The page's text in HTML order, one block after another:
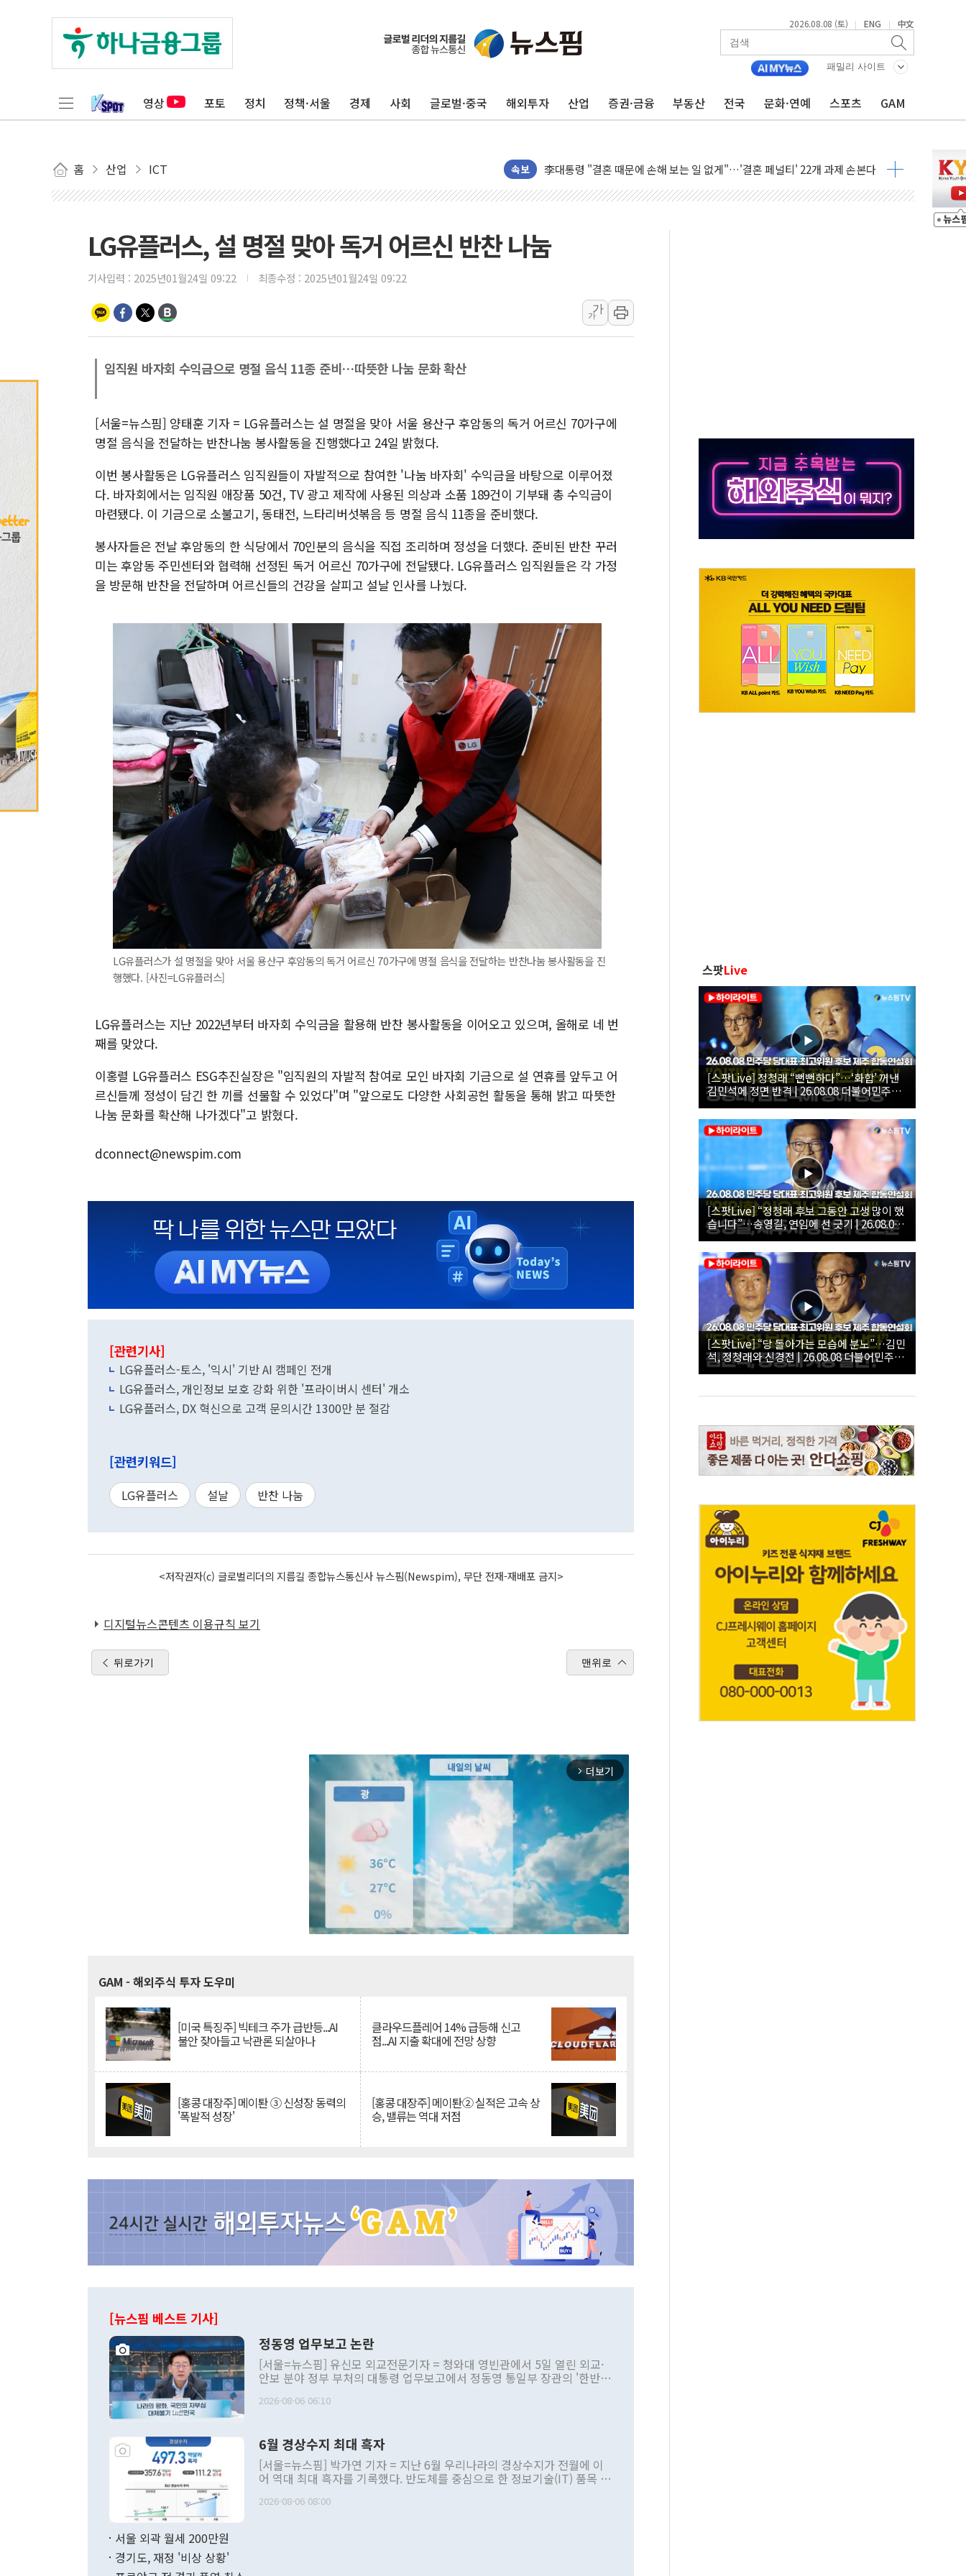
2026.08.08 (토) | ENG | 中文
패밀리 사이트
영상 포토 정치 정책·서울 경제 사회 글로벌·중국 해외투자 산업 증권·금융 부동산 전국 문화·연예 스포츠 GAM
홈 산업 ICT 속보
폐기물 수거하다 참변…60대 환경미화원 수거차에 치여 사망
서울 중랑구 주택가서 흉기 난동…60대 남성 2명 숨져
여수 오동도 인근 해상서 모터보트 전복…1명 사망·1명 실종
추미애, '위안부' 피해자 기림의 날 참석..."국제적 시민 연대로 목소리 내야"
인천서 말다툼 중 어머니 흉기 살해 10대 아들 체포
'화합' 꺼낸 김민석에 '뻔뻔' 받아친 정청래…제주 연설서 신경전 고조
동해중부 전 해상 풍랑주의보…10일까지 최대 3.5m 높은 물결
연일 폭염에 온열질환 사망 23명…정부, 비상대응기구 가동
中 전방위 아파트 부양, 수도 베이징도 부동산 규제 철폐
청양 밭에서 일하던 90대 숨져…온열질환 여부 조사
폭염에 車 운전면허 기능시험 오전 집중 편성…체감온도 38도 넘으면 중단
李대통령, 'ISA·주가누르기 방지법' 전면 재검토 지시
'호우 특보' 경북 울진 시간당 20~30mm 강한 비...가뭄 해소될 듯
주말 무더위·열대야 지속…내륙 곳곳 소나기
LG유플러스, 설 명절 맞아 독거 어르신 반찬 나눔
기사입력 : 2025년01월24일 09:22 최종수정 : 2025년01월24일 09:22
가
가
임직원 바자회 수익금으로 명절 음식 11종 준비…따뜻한 나눔 문화 확산
[서울=뉴스핌] 양태훈 기자 = LG유플러스는 설 명절을 맞아 서울 용산구 후암동의 독거 어르신 70가구에
명절 음식을 전달하는 반찬나눔 봉사활동을 진행했다고 24일 밝혔다.
이번 봉사활동은 LG유플러스 임직원들이 자발적으로 참여한 '나눔 바자회' 수익금을 바탕으로 이루어졌
다. 바자회에서는 임직원 애장품 50건, TV 광고 제작에 사용된 의상과 소품 189건이 기부돼 총 수익금이
마련됐다. 이 기금으로 소불고기, 동태전, 느타리버섯볶음 등 명절 음식 11종을 준비했다.
봉사자들은 전날 후암동의 한 식당에서 70인분의 음식을 직접 조리하며 정성을 더했다. 준비된 반찬 꾸러
미는 후암동 주민센터와 협력해 선정된 독거 어르신 70가구에 전달됐다. LG유플러스 임직원들은 각 가정
을 방문해 반찬을 전달하며 어르신들의 건강을 살피고 설날 인사를 나눴다.
LG유플러스가 설 명절을 맞아 서울 용산구 후암동의 독거 어르신 70가구에 명절 음식을 전달하는 반찬나눔 봉사활동을 진
행했다. [사진=LG유플러스]
LG유플러스는 지난 2022년부터 바자회 수익금을 활용해 반찬 봉사활동을 이어오고 있으며, 올해로 네 번
째를 맞았다.
이홍렬 LG유플러스 ESG추진실장은 "임직원의 자발적 참여로 모인 바자회 기금으로 설 연휴를 앞두고 어
르신들께 정성이 담긴 한 끼를 선물할 수 있었다"며 "앞으로도 다양한 사회공헌 활동을 통해 밝고 따뜻한
나눔 문화를 확산해 나가겠다"고 밝혔다.
dconnect@newspim.com
[관련기사]
LG유플러스-토스, '익시' 기반 AI 캠페인 전개
LG유플러스, 개인정보 보호 강화 위한 '프라이버시 센터' 개소
LG유플러스, DX 혁신으로 고객 문의시간 1300만 분 절감
[관련키워드]
LG유플러스 설날 반찬 나눔
<저작권자(c) 글로벌리더의 지름길 종합뉴스통신사 뉴스핌(Newspim), 무단 전재-재배포 금지>
디지털뉴스콘텐츠 이용규칙 보기
뒤로가기 맨위로
arrow_forward_ios 더보기
GAM - 해외주식 투자 도우미
[미국 특징주] 빅테크 주가 급반등...AI
불안 잦아들고 낙관론 되살아나
클라우드플레어 14% 급등해 신고
점...AI 지출 확대에 전망 상향
[홍콩 대장주] 메이퇀 ③ 신성장 동력의
'폭발적 성장'
[홍콩 대장주] 메이퇀② 실적은 고속 상
승, 밸류는 역대 저점
[뉴스핌 베스트 기사]
정동영 업무보고 논란
[서울=뉴스핌] 유신모 외교전문기자 = 청와대 영빈관에서 5일 열린 외교·
안보 분야 정부 부처의 대통령 업무보고에서 정동영 통일부 장관의 '한반도
발언 중에는 정부 내 조율을 거치지 않은 사안을 정책으로 추진하겠다고 공
주의적 희망에 근거한 비현실적 구상'이라는 비판을 내놨다. 그동안 정 장
관의 대북 정책 관련 발언이 물의를 빚은 적은 여러 번 있지만 대통령과 유
관 부처 장관이 공개적으로 부정적 입장을 표명한 것은 이례적이다. 정 장
관의 무리한 대북 접근법과 월권을 제어해야 한다는 목소리도 높아지고 있
다. [정동영 통일부 장관이 지난달 23일 오후 서울 종로구 정부서울청사에
2026-08-06 06:10
6월 경상수지 최대 흑자
[서울=뉴스핌] 박가연 기자 = 지난 6월 우리나라의 경상수지가 전월에 이
어 역대 최대 흑자를 기록했다. 반도체를 중심으로 한 정보기술(IT) 품목 수
료=한국은행] 한국은행이 6일 발표한 '2026년 6월 국제수지(잠정)'에 따르
2026-08-06 08:00
서울 외곽 월세 200만원
경기도, 재정 '비상 상황'
스팟Live
[스팟Live] 정청래 “뻔뻔하다”…‘화합’ 꺼낸
김민석에 정면 반격 | 26.08.08 더불어민주당
당대표·최고위원 후보 제주 합동연설회
[스팟Live] “정청래 후보 그동안 고생 많이 했
습니다”…송영길, 연임에 선 긋기 | 26.08.08
더불어민주당 당대표·최고위원 후보 제주 합
동연설회
[스팟Live] “당 돌아가는 모습에 분노”…김민
석, 정청래와 신경전 | 26.08.08 더불어민주당
당대표·최고위원 후보 제주 합동연설회